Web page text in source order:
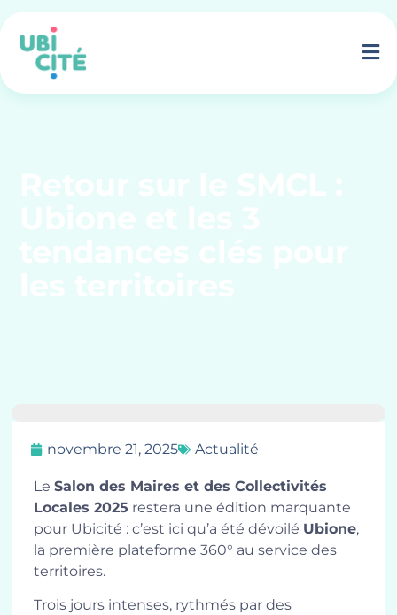
novembre 21, 2025 Actualité
LeSalon des Maires et des Collectivités
Locales 2025 restera une édition marquante
pour Ubicité : c’est ici qu’a été dévoilé Ubione,
la première plateforme 360° au service des
territoires.
Trois jours intenses, rythmés par des